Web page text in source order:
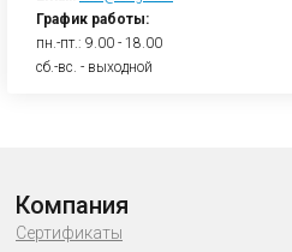
График работы:
пн.-пт.: 9.00 - 18.00
сб.-вс. - выходной
Компания
Сертификаты